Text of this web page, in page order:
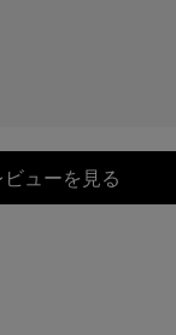
ビューを見る